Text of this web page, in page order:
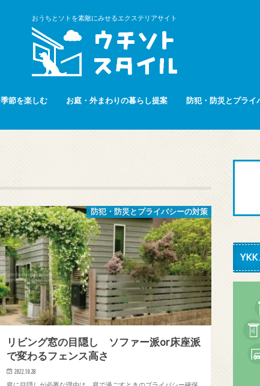
おうちとソトを素敵にみせるエクステリアサイト
季節を楽しむ お庭・外まわりの暮らし提案 防犯・防災とプライ
防犯・防災とプライバシーの対策
リビング窓の目隠し ソファー派or床座派
で変わるフェンス高さ
2022.10.28
YKK